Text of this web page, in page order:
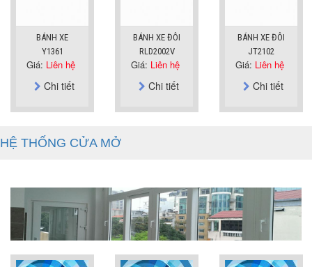
BÁNH XE
Y1361
Giá: Liên hệ
Chi tiết
BÁNH XE ĐÔI
RLD2002V
Giá: Liên hệ
Chi tiết
BÁNH XE ĐÔI
JT2102
Giá: Liên hệ
Chi tiết
HỆ THỐNG CỬA MỞ